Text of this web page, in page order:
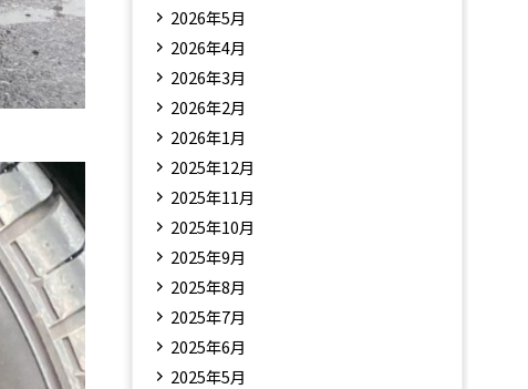
2026年5月
2026年4月
2026年3月
2026年2月
2026年1月
2025年12月
2025年11月
2025年10月
2025年9月
2025年8月
2025年7月
2025年6月
2025年5月